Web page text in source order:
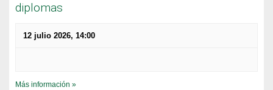
diplomas
12 julio 2026, 14:00
Más información »